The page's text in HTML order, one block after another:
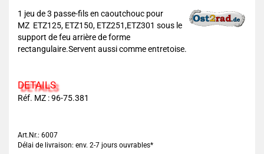
1 jeu de 3 passe-fils en caoutchouc pour
MZ ETZ125, ETZ150, ETZ251,ETZ301 sous le
support de feu arrière de forme
rectangulaire.Servent aussi comme entretoise.
DETAILS
Réf. MZ : 96-75.381
Art.Nr.: 6007
Délai de livraison: env. 2-7 jours ouvrables*